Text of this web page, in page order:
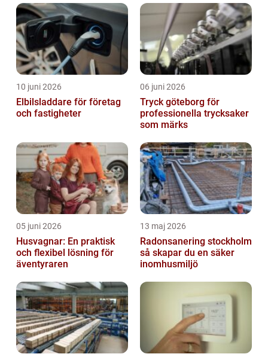
10 juni 2026
Elbilsladdare för företag
och fastigheter
06 juni 2026
Tryck göteborg för
professionella trycksaker
som märks
05 juni 2026
Husvagnar: En praktisk
och flexibel lösning för
äventyraren
13 maj 2026
Radonsanering stockholm
så skapar du en säker
inomhusmiljö